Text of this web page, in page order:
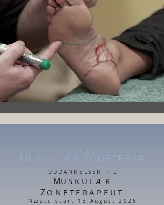
Institut for
MUSKULÆR ZONETERAPI
UDDANNELSEN TIL
MUSKULÆR
Z ONETERAPEUT
Næste star t 13.August 2026